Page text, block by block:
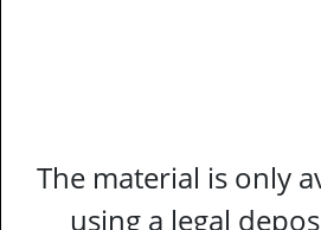
The material is only
using a legal